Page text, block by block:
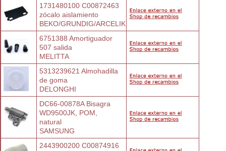
1731480100 C00872463
zócalo aislamiento
BEKO/GRUNDIG/ARCELIK
6751388 Amortiguador
507 salida
MELITTA
5313239621 Almohadilla
de goma
DELONGHI
DC66-00878A Bisagra
WD9500JK, POM,
natural
SAMSUNG
2443900200 C00874916